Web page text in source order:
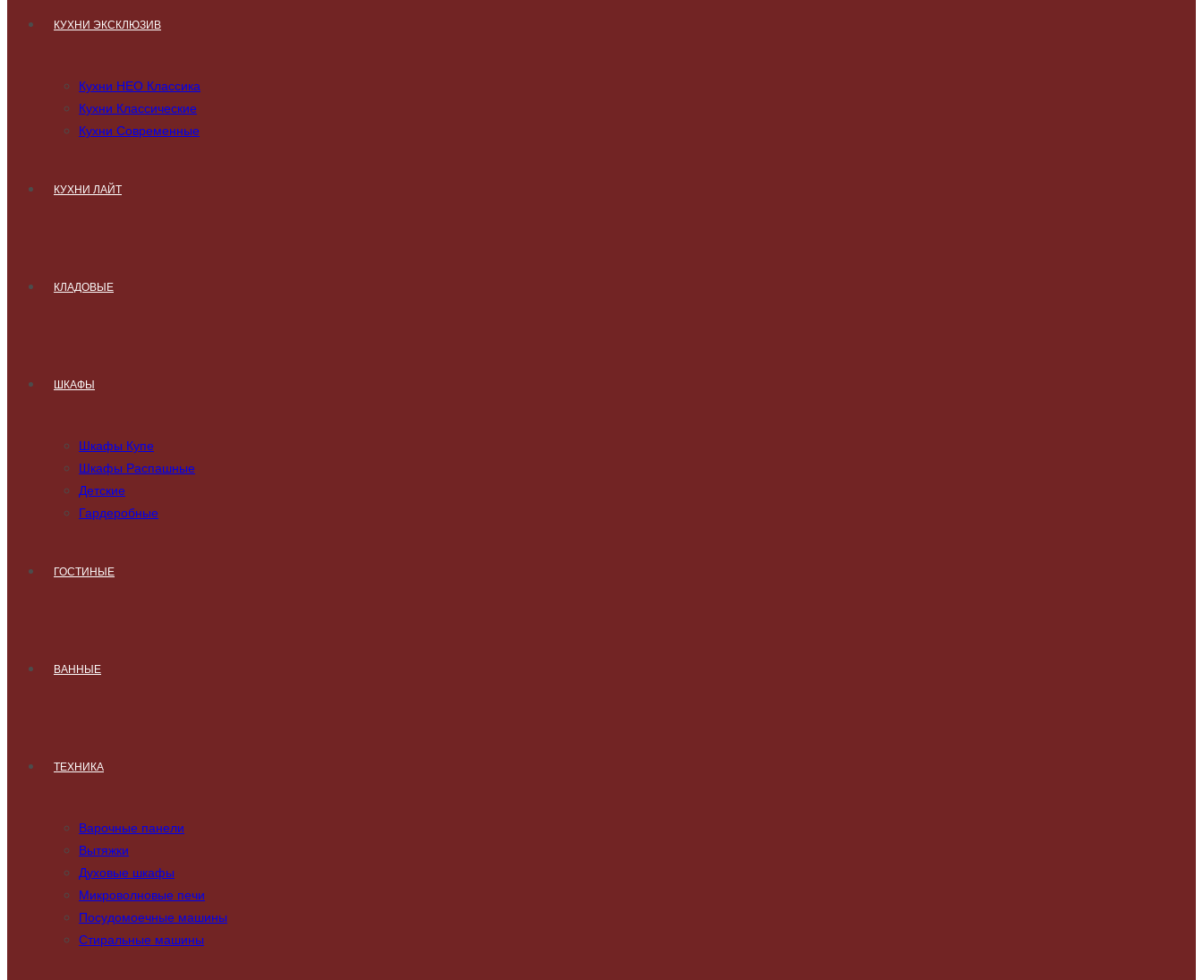
КУХНИ ЭКСКЛЮЗИВ
Кухни НЕО Классика
Кухни Классические
Кухни Современные
КУХНИ ЛАЙТ
КЛАДОВЫЕ
ШКАФЫ
Шкафы Купе
Шкафы Распашные
Детские
Гардеробные
ГОСТИНЫЕ
ВАННЫЕ
ТЕХНИКА
Варочные панели
Вытяжки
Духовые шкафы
Микроволновые печи
Посудомоечные машины
Стиральные машины